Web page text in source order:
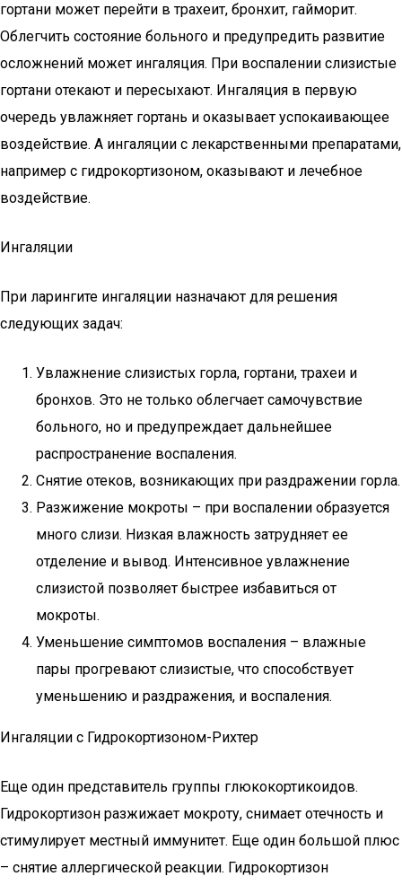
гортани может перейти в трахеит, бронхит, гайморит.
Облегчить состояние больного и предупредить развитие
осложнений может ингаляция. При воспалении слизистые
гортани отекают и пересыхают. Ингаляция в первую
очередь увлажняет гортань и оказывает успокаивающее
воздействие. А ингаляции с лекарственными препаратами,
например с гидрокортизоном, оказывают и лечебное
воздействие.
Ингаляции
При ларингите ингаляции назначают для решения
следующих задач:
Увлажнение слизистых горла, гортани, трахеи и
бронхов. Это не только облегчает самочувствие
больного, но и предупреждает дальнейшее
распространение воспаления.
Cнятие отеков, возникающих при раздражении горла.
Разжижение мокроты – при воспалении образуется
много слизи. Низкая влажность затрудняет ее
отделение и вывод. Интенсивное увлажнение
слизистой позволяет быстрее избавиться от
мокроты.
Уменьшение симптомов воспаления – влажные
пары прогревают слизистые, что способствует
уменьшению и раздражения, и воспаления.
Ингаляции с Гидрокортизоном-Рихтер
Еще один представитель группы глюкокортикоидов.
Гидрокортизон разжижает мокроту, снимает отечность и
стимулирует местный иммунитет. Еще один большой плюс
– снятие аллергической реакции. Гидрокортизон